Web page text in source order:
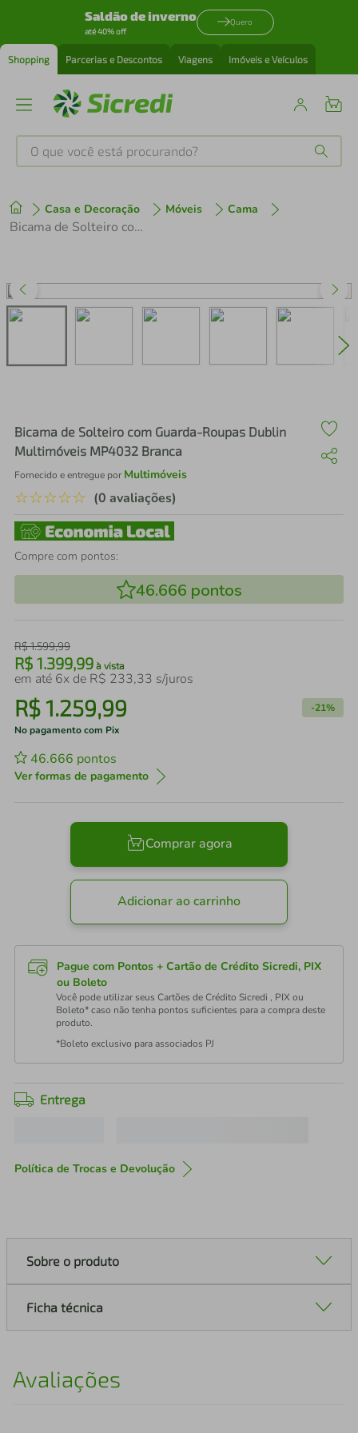
Saldão de inverno
até 40% off
Quero
Shopping Parcerias e Descontos Viagens Imóveis e Veículos
O que você está procurando?
Casa e Decoração Móveis Cama
Bicama de Solteiro com Guarda-Roupas Dublin Multimóveis MP4032 Branca
Bicama de Solteiro com Guarda-Roupas Dublin
Multimóveis MP4032 Branca
Fornecido e entregue por Multimóveis
☆☆☆☆☆ (0 avaliações)
Compre com pontos:
46.666 pontos
R$1.599,99
R$ 1.399,99 à vista
em até 6x de R$ 233,33 s/juros
R$1.259,99 -21%
No pagamento com Pix
46.666 pontos
Ver formas de pagamento
Comprar agora
Adicionar ao carrinho
Pague com Pontos + Cartão de Crédito Sicredi, PIX
ou Boleto
Você pode utilizar seus Cartões de Crédito Sicredi , PIX ou
Boleto* caso não tenha pontos suficientes para a compra deste
produto.
*Boleto exclusivo para associados PJ
Entrega
Política de Trocas e Devolução
Sobre o produto
Ficha técnica
Avaliações
1º tenis
perfume